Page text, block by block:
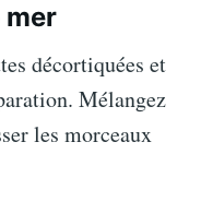
décortiquées et
Mélangez
les morceaux